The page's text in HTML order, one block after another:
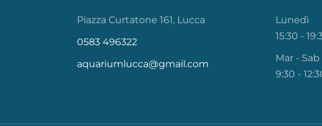
Piazza Curtatone 161, Lucca
0583 496322
aquariumlucca@gmail.com
Lunedì
15:30 -
Mar - Sab
9:30 -